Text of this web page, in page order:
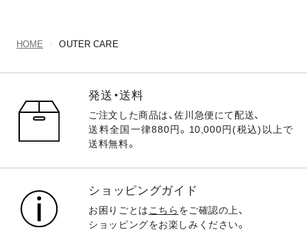
HOME OUTER CARE
発送・送料
ご注文した商品は、佐川急便にて配送、
送料全国一律880円。10,000円(税込)以上で
送料無料。
ショッピングガイド
お困りごとはこちら をご確認の上、
ショッピングをお楽しみください。